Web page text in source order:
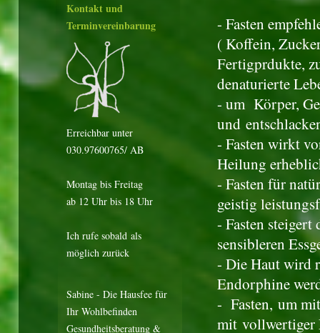
- Fasten
( Koffein,
Fertigprdukte,
denaturierte
- um Körper,
und
- Fasten wirkt
Heilung
- Fasten für
geistig
- Fasten
sensibleren
- Die Haut wird
Endorphine
- Fasten, um
mit vollwertiger
Kontakt und
Terminvereinbarung
Erreichbar unter
030.97600765/ AB
Montag bis Freitag
ab 12 Uhr bis 18 Uhr
Ich rufe sobald als
möglich zurück
Sabine - Die Hausfee für
Ihr Wohlbefinden
Gesundheitsberatung &